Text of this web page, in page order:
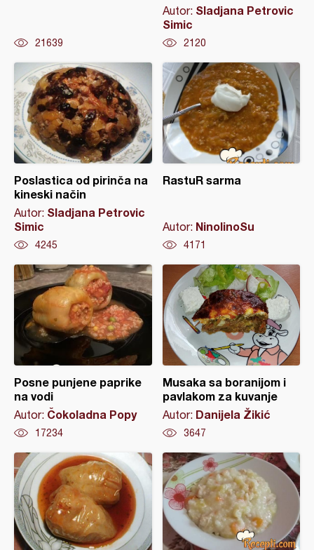
21639
Autor: Sladjana Petrovic
Simic
2120
Poslastica od pirinča na
kineski način
Autor: Sladjana Petrovic
Simic
4245
RastuR sarma
Autor: NinolinoSu
4171
Posne punjene paprike
na vodi
Autor: Čokoladna Popy
17234
Musaka sa boranijom i
pavlakom za kuvanje
Autor: Danijela Žikić
3647